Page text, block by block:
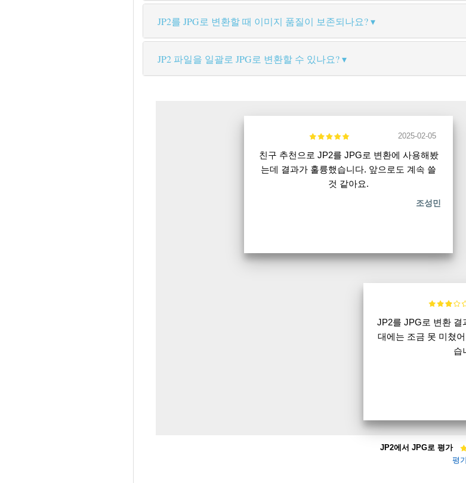
JP2를 JPG로 변환할 때 이미지 품질이 보존되나요?
JP2 파일을 일괄로 JPG로 변환할 수 있나요?
2025-02-05
친구 추천으로 JP2를 JPG로 변환에 사용해봤
는데 결과가 훌륭했습니다. 앞으로도 계속 쓸
것 같아요.
조성민
JP2를 JPG로 변환 결
대에는 조금 못 미쳤
습
JP2에서 JPG로 평가
평